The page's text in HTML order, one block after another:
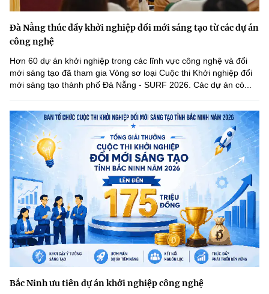
Đà Nẵng thúc đẩy khởi nghiệp đổi mới sáng tạo từ các dự án
công nghệ
Hơn 60 dự án khởi nghiệp trong các lĩnh vực công nghệ và đổi
mới sáng tạo đã tham gia Vòng sơ loại Cuộc thi Khởi nghiệp đổi
mới sáng tạo thành phố Đà Nẵng - SURF 2026. Các dự án có...
Bắc Ninh ưu tiên dự án khởi nghiệp công nghệ